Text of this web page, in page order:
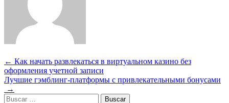
Navegación
de
entradas
← Как начать развлекаться в виртуальном казино без
оформления учетной записи
Лучшие гэмблинг-платформы с привлекательными бонусами
→
Buscar: